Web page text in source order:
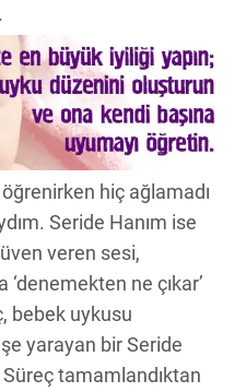
hiç ağlamadı
Seride Hanım ise
veren sesi,
ne çıkar’
bebek uykusu
yarayan bir Seride
tamamlandıktan